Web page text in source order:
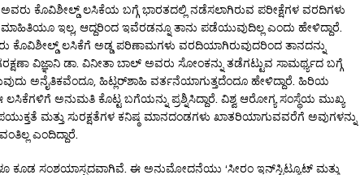
ಕೊವಿಶೀಲ್ಡ್ ಲಸಿಕೆಯ ಬಗ್ಗೆ ಭಾರತದಲ್ಲಿ ನಡೆಸಲಾಗಿರುವ ಪರೀಕ್ಷೆಗಳ ವರದಿಗಳು
ಮಾಹಿತಿಯೂ ಇಲ್ಲ, ಆದ್ದರಿಂದ ಇವೆರಡನ್ನೂ ತಾನು ಪಡೆಯುವುದಿಲ್ಲ ಎಂದು ಹೇಳಿದ್ದಾರೆ.
ಕೊವಿಶೀಲ್ಡ್ ಲಸಿಕೆಗೆ ಅಡ್ಡ ಪರಿಣಾಮಗಳು ವರದಿಯಾಗಿರುವುದರಿಂದ ತಾನದನ್ನು
ವಿಜ್ಞಾನಿ ಡಾ. ವಿನೀತಾ ಬಾಲ್ ಅವರು ಸೋಂಕನ್ನು ತಡೆಗಟ್ಟುವ ಸಾಮರ್ಥ್ಯದ ಬಗ್ಗೆ
ಅನೈತಿಕವೆಂದೂ, ಹಿಟ್ಲರ್‌ಶಾಹಿ ವರ್ತನೆಯಾಗುತ್ತದೆಂದೂ ಹೇಳಿದ್ದಾರೆ. ಹಿರಿಯ
ಅನುಮತಿ ಕೊಟ್ಟ ಬಗೆಯನ್ನು ಪ್ರಶ್ನಿಸಿದ್ದಾರೆ. ವಿಶ್ವ ಆರೋಗ್ಯ ಸಂಸ್ಥೆಯ ಮುಖ್ಯ
ಮತ್ತು ಸುರಕ್ಷತೆಗಳ ಕನಿಷ್ಠ ಮಾನದಂಡಗಳು ಖಾತರಿಯಾಗುವವರೆಗೆ ಅವುಗಳನ್ನು
ಎಂದಿದ್ದಾರೆ.
ಕೂಡ ಸಂಶಯಾಸ್ಪದವಾಗಿವೆ. ಈ ಅನುಮೋದನೆಯು ‘ಸೀರಂ ಇನ್‌ಸ್ಟಿಟ್ಯೂಟ್‌ ಮತ್ತು